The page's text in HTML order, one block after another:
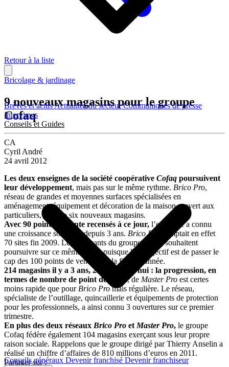
Brèves et actusActualités du secteurCommuniqués de presse
Interviews
Conseils et Guides
Conseils généraux Devenir franchisé Devenir franchiseur
Retour à la liste
Bricolage & jardinage
9 nouveaux magasins pour le groupe
Cofaq
CA
Cyril André
24 avril 2012
Les deux enseignes de la société coopérative Cofaq poursuivent
leur développement, mais pas sur le même rythme. Brico Pro,
réseau de grandes et moyennes surfaces spécialisées en
aménagement, équipement et décoration de la maison, ouvert aux
particuliers, compte six nouveaux magasins.
Avec 90 points de vente recensés à ce jour, l’enseigne a connu
une croissance soutenue depuis 3 ans. Brico Pro
comptait en effet
70 sites fin 2009. Les dirigeants du groupe
souhaitent
poursuivre sur ce même trend, puisque leur objectif est de passer le
cap des 100 points de vente d’ici la fin de l’année.
214 magasins il y a 3 ans, 221 aujourd’hui : la progression, en
termes de nombre de point de vente, de Master Pro est certes
moins rapide que pour Brico Promais régulière. Le réseau,
spécialiste de l’outillage, quincaillerie et équipements de protection
pour les professionnels, a ainsi connu 3 ouvertures sur ce premier
trimestre.
En plus des deux réseaux Brico Pro et Master Pro, le groupe
Cofaq fédère également 104 magasins exerçant sous leur propre
raison sociale. Rappelons que le groupe dirigé par Thierry Anselin a
réalisé un chiffre d’affaires de 810 millions d’euros en 2011.
Partager sur :